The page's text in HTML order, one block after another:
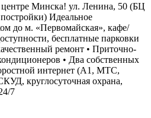
центре Минска! ул. Ленина, 50 (БЦ
Идеальное
до м. «Первомайская», кафе/
бесплатные парковки
ремонт • Приточно-
• Два собственных
интернет (А1, МТС,
круглосуточная охрана,
7